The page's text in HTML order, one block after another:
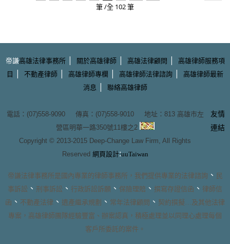
筆 /全 102 筆
帝謙高雄法律事務所| 關於高雄律師| 高雄法律顧問 |
高雄律師服務項
目
| 不動產律師 | 高雄律師專欄 | 高雄律師法律諮詢 |
高雄律師最新
消息 | 聯絡高雄律師
電話：(07)558-9090 傳真：(07)558-9010 地址： 813 高雄市左
營區明華一路350號11樓之2
Copyright © 2013-2015 Deep-Change Law Firm, All Rights
Reserved 網頁設計:uuTaiwan
友情
連結
帝謙法律事務所是國內專業的律師事務所 ，我們提供專業的法律諮詢 、 民
事訴訟 、 刑事訴訟 、 行政訴訟訴願 、 保險理賠 、 撰寫存證信函 、 律師信
函 、 不動產法律 、 遺產繼承規劃 、 常年法律顧問 、 契約撰擬 …及其他法律
專案， 高雄律師團隊經驗豐富、辦案認真，積極處理並以同理心處理每個
客戶所委託的案件。